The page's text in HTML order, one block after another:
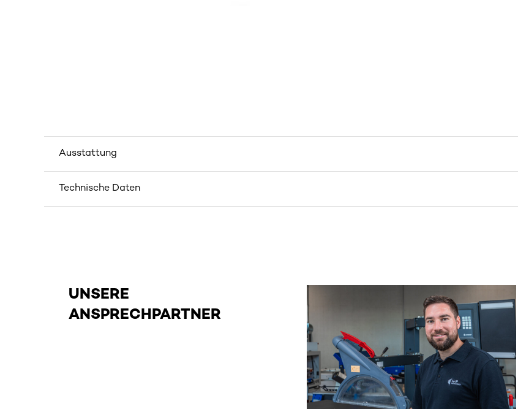
Ausstattung
Technische Daten
UNSERE
ANSPRECHPARTNER